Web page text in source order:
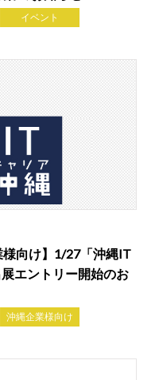
イベント
様向け】1/27「沖縄IT
エントリー開始のお
沖縄企業様向け